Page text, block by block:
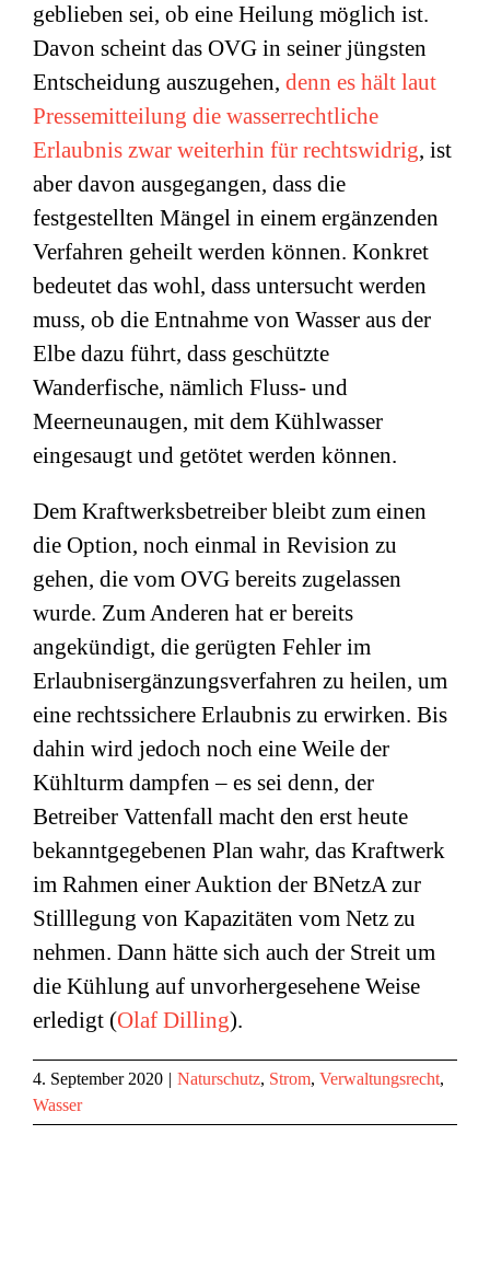
geblieben sei, ob eine Heilung möglich ist.
Davon scheint das OVG in seiner jüngsten
Entscheidung auszugehen, denn es hält laut
Pressemitteilung die wasserrechtliche
Erlaubnis zwar weiterhin für rechtswidrig, ist
aber davon ausgegangen, dass die
festgestellten Mängel in einem ergänzenden
Verfahren geheilt werden können. Konkret
bedeutet das wohl, dass untersucht werden
muss, ob die Entnahme von Wasser aus der
Elbe dazu führt, dass geschützte
Wanderfische, nämlich Fluss- und
Meerneunaugen, mit dem Kühlwasser
eingesaugt und getötet werden können.
Dem Kraftwerksbetreiber bleibt zum einen
die Option, noch einmal in Revision zu
gehen, die vom OVG bereits zugelassen
wurde. Zum Anderen hat er bereits
angekündigt, die gerügten Fehler im
Erlaubnisergänzungsverfahren zu heilen, um
eine rechtssichere Erlaubnis zu erwirken. Bis
dahin wird jedoch noch eine Weile der
Kühlturm dampfen – es sei denn, der
Betreiber Vattenfall macht den erst heute
bekanntgegebenen Plan wahr, das Kraftwerk
im Rahmen einer Auktion der BNetzA zur
Stilllegung von Kapazitäten vom Netz zu
nehmen. Dann hätte sich auch der Streit um
die Kühlung auf unvorhergesehene Weise
erledigt (Olaf Dilling).
4. September 2020 | Naturschutz, Strom, Verwaltungsrecht,
Wasser